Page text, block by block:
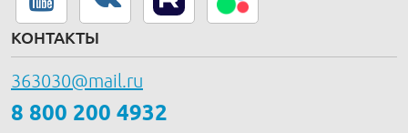
КОНТАКТЫ
363030@mail.ru
8 800 200 4932